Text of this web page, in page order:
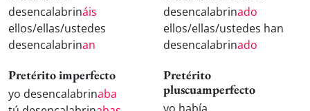
desencalabrináis
ellos/ellas/ustedes
desencalabrinan
desencalabrinado
ellos/ellas/ustedes han
desencalabrinado
Pretérito imperfecto
yo desencalabrinaba
Pretérito
pluscuamperfecto